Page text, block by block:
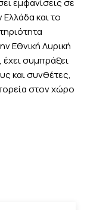
εμφανίσεις σε
και το
Εθνική Λυρική
συμπράξει
και συνθέτες,
στον χώρο